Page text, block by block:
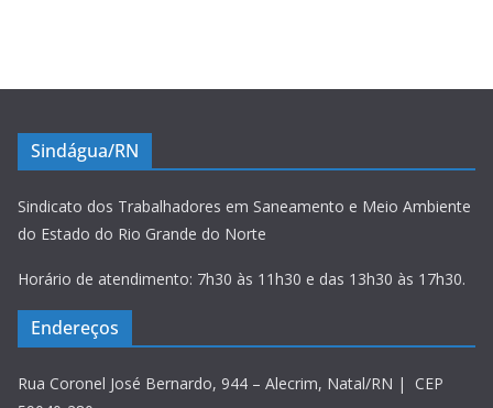
Sindágua/RN
Sindicato dos Trabalhadores em Saneamento e Meio Ambiente
do Estado do Rio Grande do Norte
Horário de atendimento: 7h30 às 11h30 e das 13h30 às 17h30.
Endereços
Rua Coronel José Bernardo, 944 – Alecrim, Natal/RN | CEP